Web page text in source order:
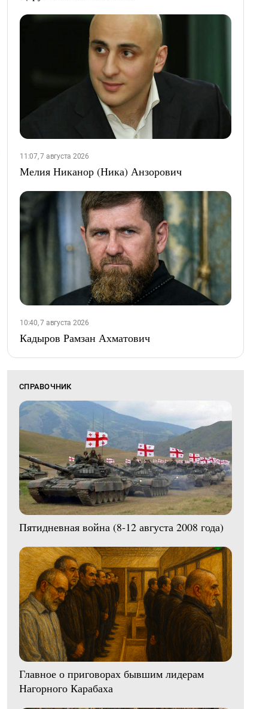
11:07, 7 августа 2026
Мелия Никанор (Ника) Анзорович
10:40, 7 августа 2026
Кадыров Рамзан Ахматович
СПРАВОЧНИК
Пятидневная война (8-12 августа 2008 года)
Главное о приговорах бывшим лидерам
Нагорного Карабаха